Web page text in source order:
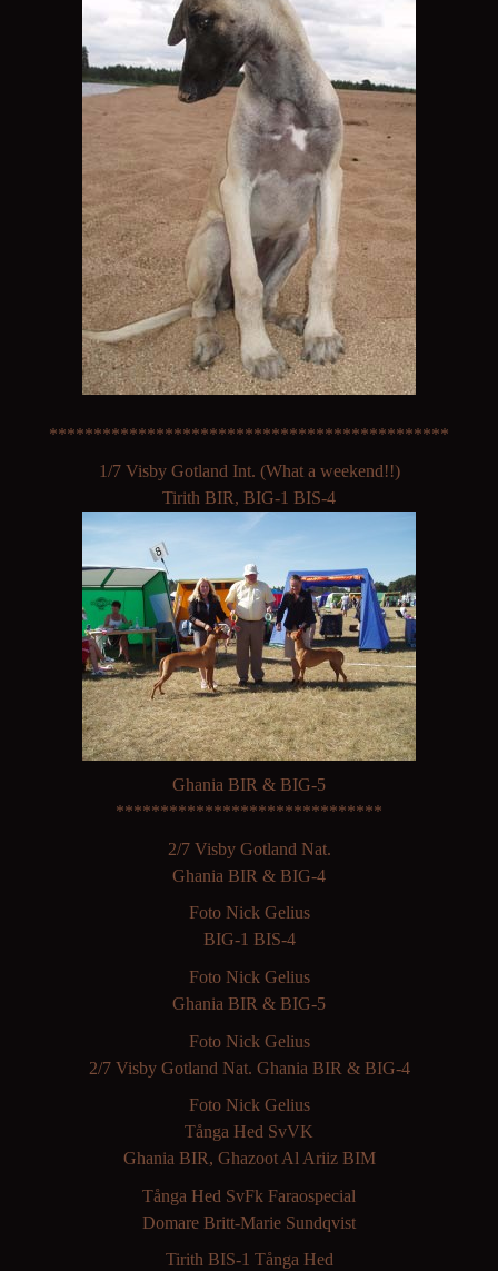
*********************************************
1/7 Visby Gotland Int. (What a weekend!!)
Tirith BIR, BIG-1 BIS-4
Ghania BIR & BIG-5
******************************
2/7 Visby Gotland Nat.
Ghania BIR & BIG-4
Foto Nick Gelius
BIG-1 BIS-4
Foto Nick Gelius
Ghania BIR & BIG-5
Foto Nick Gelius
2/7 Visby Gotland Nat. Ghania BIR & BIG-4
Foto Nick Gelius
Tånga Hed SvVK
Ghania BIR, Ghazoot Al Ariiz BIM
Tånga Hed SvFk Faraospecial
Domare Britt-Marie Sundqvist
Tirith BIS-1 Tånga Hed